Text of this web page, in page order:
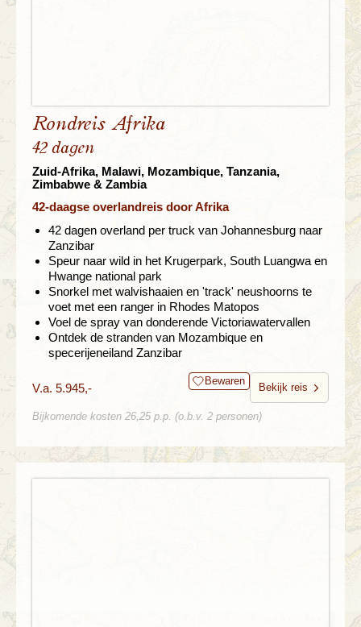
Rondreis Afrika
42 dagen
Zuid-Afrika, Malawi, Mozambique, Tanzania,
Zimbabwe & Zambia
42-daagse overlandreis door Afrika
42 dagen overland per truck van Johannesburg naar
Zanzibar
Speur naar wild in het Krugerpark, South Luangwa en
Hwange national park
Snorkel met walvishaaien en 'track' neushoorns te
voet met een ranger in Rhodes Matopos
Voel de spray van donderende Victoriawatervallen
Ontdek de stranden van Mozambique en
specerijeneiland Zanzibar
V.a. 5.945,- Bewaren
Bekijk reis
Bijkomende kosten 26,25 p.p. (o.b.v. 2 personen)